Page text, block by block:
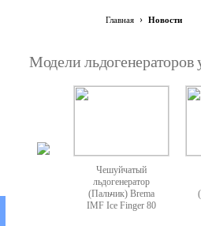
Главная › Новости
Модели льдогенераторов
Чешуйчатый
льдогенератор
(Пальчик) Brema
IMF Ice Finger 80